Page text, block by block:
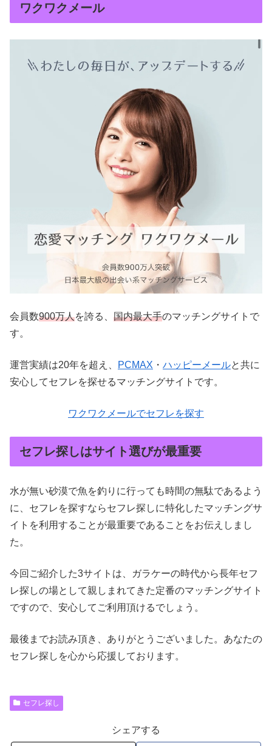
ワクワクメール
会員数900万人を誇る、 国内最大手のマッチングサイトで
す。
運営実績は20年を超え、 PCMAX ・ ハッピーメールと共に
安心してセフレを探せるマッチングサイトです。
ワクワクメールでセフレを探す
セフレ探しはサイト選びが最重要
水が無い砂漠で魚を釣りに行っても時間の無駄であるよう
に、セフレを探すならセフレ探しに特化したマッチングサ
イトを利用することが最重要であることをお伝えしまし
た。
今回ご紹介した3サイトは、ガラケーの時代から長年セフ
レ探しの場として親しまれてきた定番のマッチングサイト
ですので、安心してご利用頂けるでしょう。
最後までお読み頂き、ありがとうございました。あなたの
セフレ探しを心から応援しております。
セフレ探し
シェアする